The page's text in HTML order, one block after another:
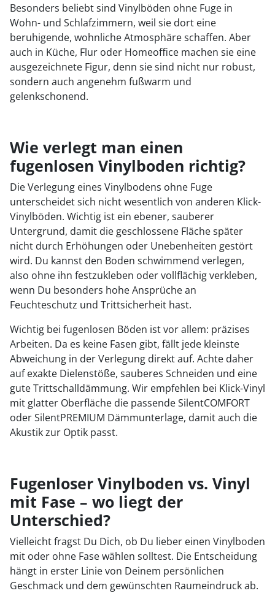
Besonders beliebt sind Vinylböden ohne Fuge in
Wohn- und Schlafzimmern, weil sie dort eine
beruhigende, wohnliche Atmosphäre schaffen. Aber
auch in Küche, Flur oder Homeoffice machen sie eine
ausgezeichnete Figur, denn sie sind nicht nur robust,
sondern auch angenehm fußwarm und
gelenkschonend.
Wie verlegt man einen
fugenlosen Vinylboden richtig?
Die Verlegung eines Vinylbodens ohne Fuge
unterscheidet sich nicht wesentlich von anderen Klick-
Vinylböden. Wichtig ist ein ebener, sauberer
Untergrund, damit die geschlossene Fläche später
nicht durch Erhöhungen oder Unebenheiten gestört
wird. Du kannst den Boden schwimmend verlegen,
also ohne ihn festzukleben oder vollflächig verkleben,
wenn Du besonders hohe Ansprüche an
Feuchteschutz und Trittsicherheit hast.
Wichtig bei fugenlosen Böden ist vor allem: präzises
Arbeiten. Da es keine Fasen gibt, fällt jede kleinste
Abweichung in der Verlegung direkt auf. Achte daher
auf exakte Dielenstöße, sauberes Schneiden und eine
gute Trittschalldämmung. Wir empfehlen bei Klick-Vinyl
mit glatter Oberfläche die passende SilentCOMFORT
oder SilentPREMIUM Dämmunterlage, damit auch die
Akustik zur Optik passt.
Fugenloser Vinylboden vs. Vinyl
mit Fase – wo liegt der
Unterschied?
Vielleicht fragst Du Dich, ob Du lieber einen Vinylboden
mit oder ohne Fase wählen solltest. Die Entscheidung
hängt in erster Linie von Deinem persönlichen
Geschmack und dem gewünschten Raumeindruck ab.